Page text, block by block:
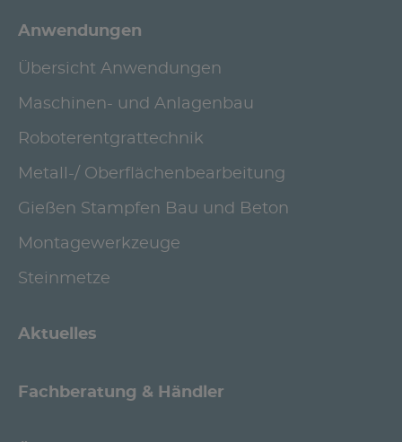
Anwendungen
Übersicht Anwendungen
Maschinen- und Anlagenbau
Roboterentgrattechnik
Metall-/ Oberflächenbearbeitung
Gießen Stampfen Bau und Beton
Montagewerkzeuge
Steinmetze
Aktuelles
Fachberatung & Händler